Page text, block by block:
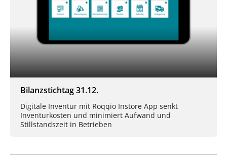
Bilanzstichtag 31.12.
Digitale Inventur mit Roqqio Instore App senkt
Inventurkosten und minimiert Aufwand und
Stillstandszeit in Betrieben